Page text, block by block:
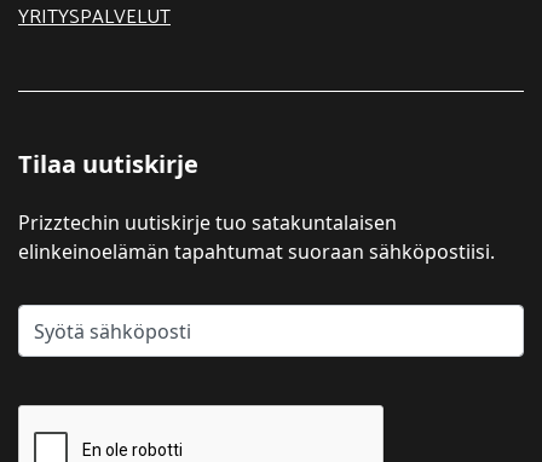
YRITYSPALVELUT
Tilaa uutiskirje
Prizztechin uutiskirje tuo satakuntalaisen
elinkeinoelämän tapahtumat suoraan sähköpostiisi.